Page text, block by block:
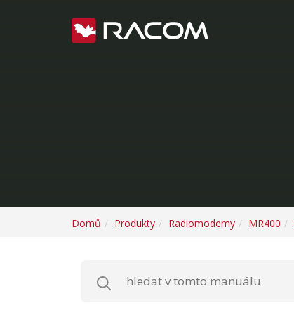
Domů Produkty Radiomodemy MR400